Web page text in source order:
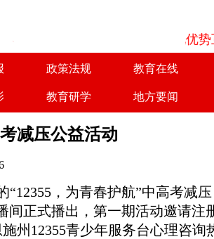
为了实现优势互补
政策法规 教育在线
教育研学 地方要闻
诚聘英才
减压公益活动
，为青春护航”中高考减压
间正式播出，第一期活动邀请注
州12355青少年服务台心理咨询